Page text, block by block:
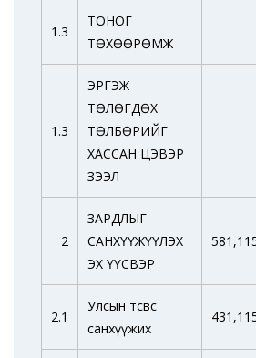
1.3
ТОНОГ
ТӨХӨӨРӨМЖ
1.3
ЭРГЭЖ
ТӨЛӨГДӨХ
ТӨЛБӨРИЙГ
ХАССАН ЦЭВЭР
ЗЭЭЛ
2
ЗАРДЛЫГ
САНХҮҮЖҮҮЛЭХ
ЭХ ҮҮСВЭР
2.1
Улсын төсвөөс
санхүүжих